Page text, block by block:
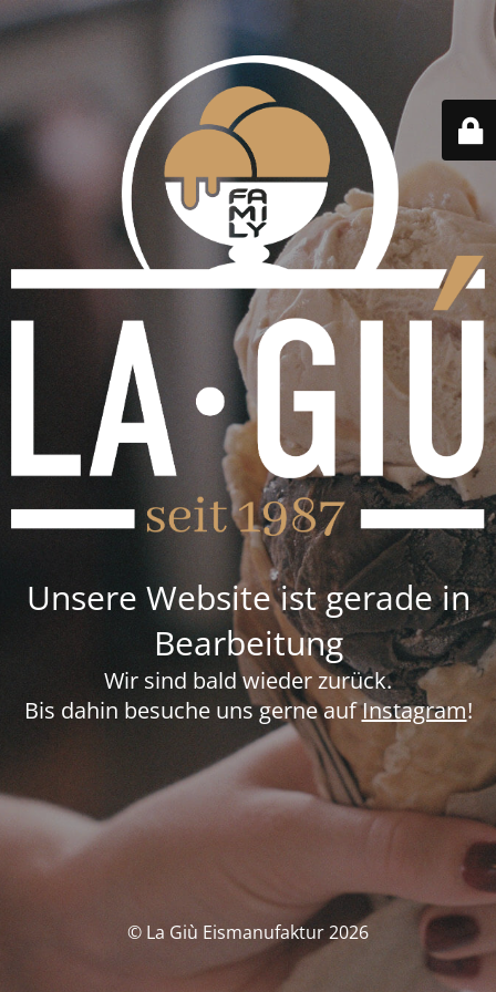
Unsere Website ist gerade in
Bearbeitung
Wir sind bald wieder zurück.
Bis dahin besuche uns gerne aufInstagram!
© La Giù Eismanufaktur 2026